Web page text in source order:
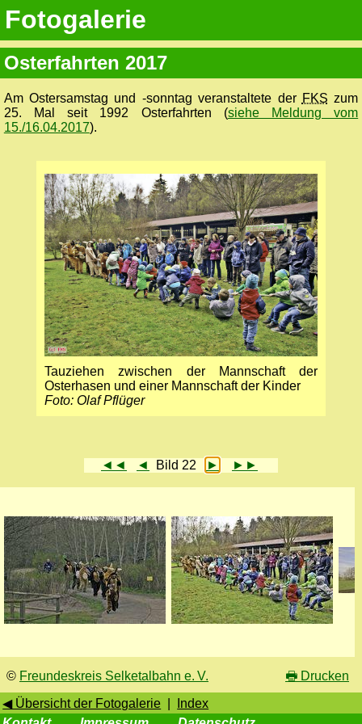
Fotogalerie
Osterfahrten 2017
Am Ostersamstag und -sonntag veranstaltete der FKS zum
25. Mal seit 1992 Osterfahrten (siehe Meldung vom
15./16.04.2017).
Tauziehen zwischen der Mannschaft der
Osterhasen und einer Mannschaft der Kinder
Foto: Olaf Pflüger
◄◄ ◄ Bild 22 ► ►►
© Freundeskreis Selketalbahn e. V. 🖶 Drucken
◀ Übersicht der Fotogalerie
Index